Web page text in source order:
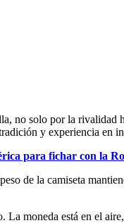
no solo por la rivalidad
y experiencia en
para fichar con la
de la camiseta
moneda está en el